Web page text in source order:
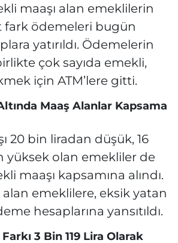
maaşı alan emeklilerin
fark ödemeleri bugün
yatırıldı. Ödemelerin
çok sayıda emekli,
için ATM’lere gitti.
Maaş Alanlar Kapsama
20 bin liradan düşük, 16
yüksek olan emekliler de
maaşı kapsamına alındı.
emeklilere, eksik yatan
hesaplarına yansıtıldı.
3 Bin 119 Lira Olarak